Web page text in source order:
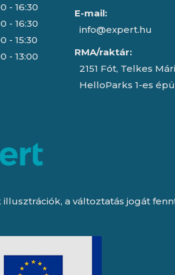
- 16:30
- 16:30
- 15:30
- 13:00
E-mail:
info@expert.hu
RMA/raktár:
2151 Fót, Telkes
HelloParks 1-es
a változtatás jogát